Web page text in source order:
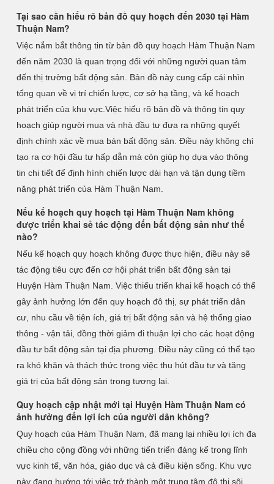
Tại sao cần hiểu rõ bản đồ quy hoạch đến 2030 tại Hàm
Thuận Nam?
Việc nắm bắt thông tin từ bản đồ quy hoạch Hàm Thuận Nam
đến năm 2030 là quan trọng đối với những người quan tâm
đến thị trường bất động sản. Bản đồ này cung cấp cái nhìn
tổng quan về vị trí chiến lược, cơ sở hạ tầng, và kế hoạch
phát triển của khu vực.Việc hiểu rõ bản đồ và thông tin quy
hoạch giúp người mua và nhà đầu tư đưa ra những quyết
định chính xác về mua bán bất động sản. Điều này không chỉ
tạo ra cơ hội đầu tư hấp dẫn mà còn giúp họ dựa vào thông
tin chi tiết để định hình chiến lược dài hạn và tận dụng tiềm
năng phát triển của Hàm Thuận Nam.
Nếu kế hoạch quy hoạch tại Hàm Thuận Nam không
được triển khai sẻ tác động đến bất động sản như thế
nào?
Nếu kế hoạch quy hoạch không được thực hiện, điều này sẽ
tác động tiêu cực đến cơ hội phát triển bất động sản tại
Huyện Hàm Thuận Nam. Việc thiếu triển khai kế hoạch có thể
gây ảnh hưởng lớn đến quy hoạch đô thị, sự phát triển dân
cư, nhu cầu về tiện ích, giá trị bất động sản và hệ thống giao
thông - vận tải, đồng thời giảm đi thuận lợi cho các hoạt động
đầu tư bất động sản tại địa phương. Điều này cũng có thể tạo
ra khó khăn và thách thức trong việc thu hút đầu tư và tăng
giá trị của bất động sản trong tương lai.
Quy hoạch cập nhật mới tại Huyện Hàm Thuận Nam có
ảnh hưởng đến lợi ích của người dân không?
Quy hoạch của Hàm Thuận Nam, đã mang lại nhiều lợi ích đa
chiều cho cộng đồng với những tiến triển đáng kể trong lĩnh
vực kinh tế, văn hóa, giáo dục và cả điều kiện sống. Khu vực
này đang hướng tới việc trở thành một trung tâm đô thị sôi